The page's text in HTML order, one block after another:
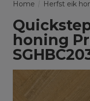
Home Herfst eik
honing